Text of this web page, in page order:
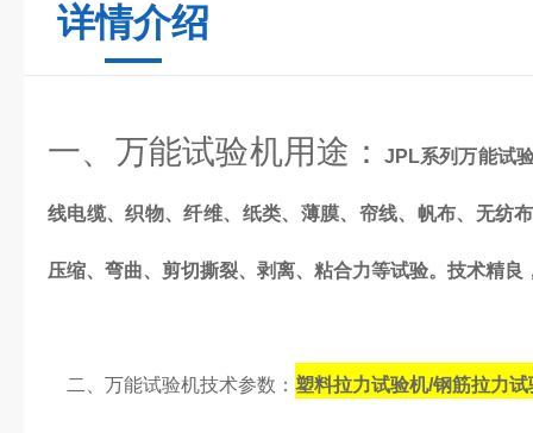
详情介绍
一、万能试验机用途： JPL系列万能试
线电缆、织物、纤维、纸类、薄膜、帘线、帆布、无纺
压缩、弯曲、剪切撕裂、剥离、粘合力等试验。技术精良
二、万能试验机技术参数： 塑料拉力试验机/钢筋拉力